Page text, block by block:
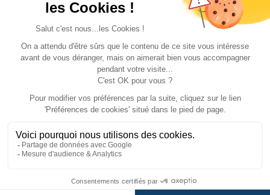
ACHETER 21,80 €
Livraison
Expédié sous 72h
Paiements
Avantages Paiement
Plusieurs fois